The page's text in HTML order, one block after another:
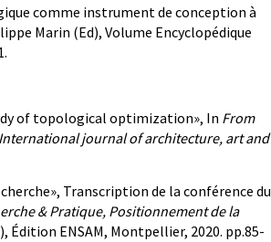
comme instrument de conception à
Marin (Ed), Volume Encyclopédique
of topological optimization», In From
journal of architecture, art and
Transcription de la conférence du
& Pratique, Positionnement de la
Édition ENSAM, Montpellier, 2020. pp.85-